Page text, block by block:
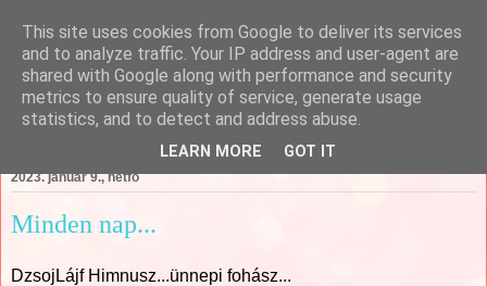
Csajági Ildikó - ÖrömKépek
2023. január 9., hétfő
Minden nap...
DzsojLájf Himnusz...ünnepi fohász...
This site uses cookies from Google to deliver its services
and to analyze traffic. Your IP address and user-agent are
shared with Google along with performance and security
metrics to ensure quality of service, generate usage
statistics, and to detect and address abuse.
LEARN MORE GOT IT